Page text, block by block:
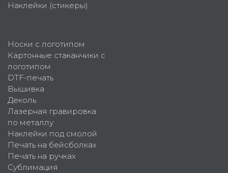
Наклейки (стикеры)
Носки с логотипом
Картонные стаканчики с
логотипом
DTF-печать
Вышивка
Деколь
Лазерная гравировка
по металлу
Наклейки под смолой
Печать на бейсболках
Печать на ручках
Сублимация